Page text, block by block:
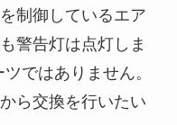
制御しているエア
警告灯は点灯しま
ではありません。
ら交換を行いたい